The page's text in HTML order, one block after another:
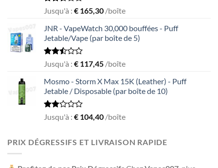
Rated
out
of 5
Jusqu'à : € 165,30 /boîte
JNR - VapeWatch 30,000 bouffées - Puff
Jetable/Vape (par boîte de 5)
Rated
out
of 5
Jusqu'à : € 117,45 /boîte
Mosmo - Storm X Max 15K (Leather) - Puff
Jetable / Disposable (par boîte de 10)
Rated
of 5
Jusqu'à : € 104,40 /boîte
PRIX DÉGRESSIFS ET LIVRAISON RAPIDE